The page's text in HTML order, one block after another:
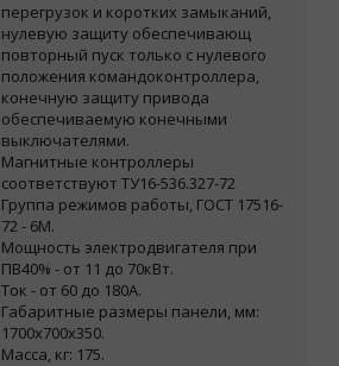
перегрузок и коротких замыканий,
нулевую защиту обеспечивающ
повторный пуск только с нулевого
положения командоконтроллера,
конечную защиту привода
обеспечиваемую конечными
выключателями.
Магнитные контроллеры
соответствуют ТУ16-536.327-72
Группа режимов работы, ГОСТ 17516-
72 - 6М.
Мощность электродвигателя при
ПВ40% - от 11 до 70кВт.
Ток - от 60 до 180А.
Габаритные размеры панели, мм:
1700х700х350.
Масса, кг: 175.